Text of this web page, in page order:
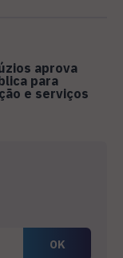
aprova
para
e serviços